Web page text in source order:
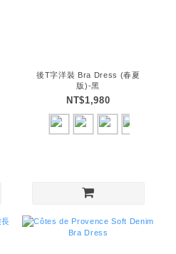
後T字洋裝 Bra Dress (春夏
版)-黑
NT$1,980